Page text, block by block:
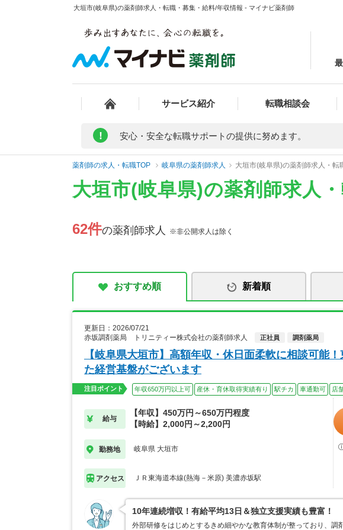
大垣市(岐阜県)の薬剤師求人・転職・募集・給料/年収情報 - マイナビ薬剤師
サービス紹介 転職相談会
! 安心・安全な転職サポートの提供に努めます。
薬剤師の求人・転職TOP 岐阜県の薬剤師求人 大垣市(岐阜県)の薬剤師求人・転
大垣市(岐阜県)の薬剤師求人
62件の薬剤師求人 ※非公開求人は除く
おすすめ順 新着順
更新日：2026/07/21
赤坂調剤薬局 トリニティー株式会社の薬剤師求人
正社員 調剤薬局
【岐阜県大垣市】高額年収・休日面柔軟に相談可能
た経営基盤がございます
注目ポイント 年収650万円以上可 産休・育休取得実績有り 駅チカ 車通勤可 店
給与
【年収】450万円～650万円程度
【時給】2,000円～2,200円
勤務地 岐阜県 大垣市
アクセス ＪＲ東海道本線(熱海－米原) 美濃赤坂駅
10年連続増収！有給平均13日＆独立支援実績も豊富！
外部研修をはじめとするきめ細やかな教育体制が整っており、